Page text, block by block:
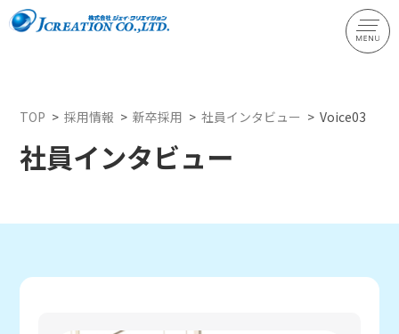
数字で分かる！まるごとジェイ・クリエイション！
代表メッセージ
TOP > 採用情報 > 新卒採用 > 社員インタビュー > Voice03
社員インタビュー